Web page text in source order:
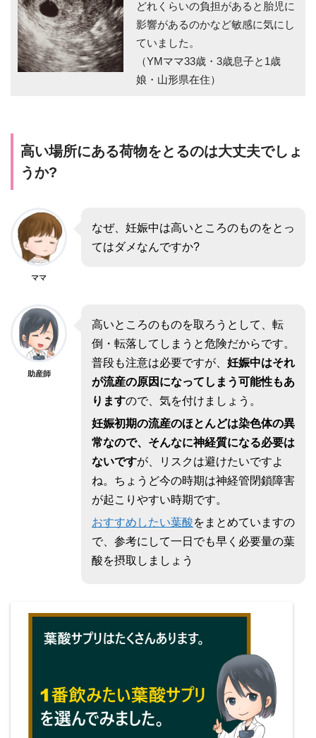
どれくらいの負担があると胎児に
影響があるのかなど敏感に気にし
ていました。
（YMママ33歳・3歳息子と1歳
娘・山形県在住）
高い場所にある荷物をとるのは大丈夫でしょ
うか?
ママ
なぜ、妊娠中は高いところのものをとっ
てはダメなんですか?
助産師
高いところのものを取ろうとして、転
倒・転落してしまうと危険だからです。
普段も注意は必要ですが、 妊娠中はそれ
が流産の原因になってしまう可能性もあ
りますので、気を付けましょう。
妊娠初期の流産のほとんどは染色体の異
常なので、そんなに神経質になる必要は
ないですが、リスクは避けたいですよ
ね。ちょうど今の時期は神経管閉鎖障害
が起こりやすい時期です。
おすすめしたい葉酸をまとめていますの
で、参考にして一日でも早く必要量の葉
酸を摂取しましょう